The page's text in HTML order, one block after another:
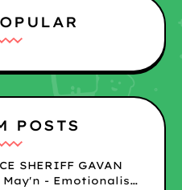
POSTS
SHERIFF GAVAN
- Emotionalism